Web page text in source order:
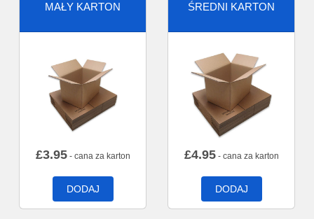
MAŁY KARTON
£3.95- cana za karton
DODAJ
ŚREDNI KARTON
£4.95- cana za karton
DODAJ